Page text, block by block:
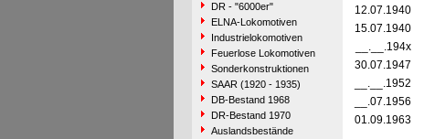
DR - "6000er"
ELNA-Lokomotiven
Industrielokomotiven
Feuerlose Lokomotiven
Sonderkonstruktionen
SAAR (1920 - 1935)
DB-Bestand 1968
DR-Bestand 1970
Auslandsbestände
12.07.1940
15.07.1940
__.__.194x
30.07.1947
__.__.1952
__.07.1956
01.09.1963